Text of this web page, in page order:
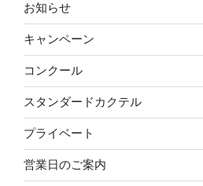
お知らせ
キャンペーン
コンクール
スタンダードカクテル
プライベート
営業日のご案内